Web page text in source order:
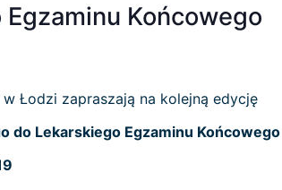
Końcowego
Łodzi zapraszają na kolejną edycję
do Lekarskiego Egzaminu Końcowego